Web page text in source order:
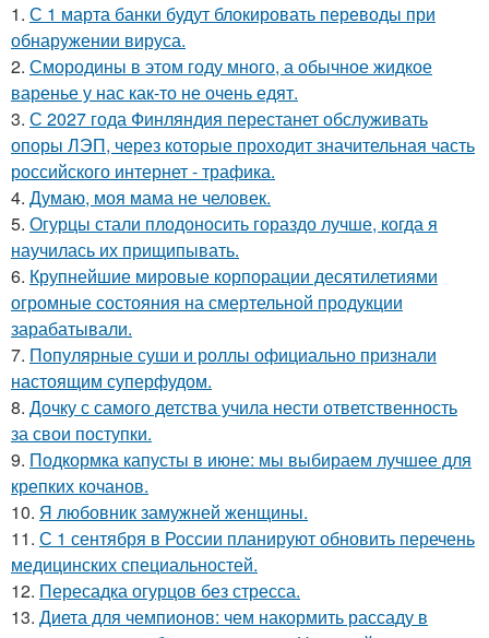
1. С 1 марта банки будут блокировать переводы при
обнаружении вируса.
2. Смородины в этом году много, а обычное жидкое
варенье у нас как-то не очень едят.
3. С 2027 года Финляндия перестанет обслуживать
опоры ЛЭП, через которые проходит значительная часть
российского интернет - трафика.
4. Думаю, моя мама не человек.
5. Огурцы стали плодоносить гораздо лучше, когда я
научилась их прищипывать.
6. Крупнейшие мировые корпорации десятилетиями
огромные состояния на смертельной продукции
зарабатывали.
7. Популярные суши и роллы официально признали
настоящим суперфудом.
8. Дочку с самого детства учила нести ответственность
за свои поступки.
9. Подкормка капусты в июне: мы выбираем лучшее для
крепких кочанов.
10. Я любовник замужней женщины.
11. С 1 сентября в России планируют обновить перечень
медицинских специальностей.
12. Пересадка огурцов без стресса.
13. Диета для чемпионов: чем накормить рассаду в